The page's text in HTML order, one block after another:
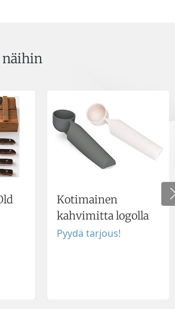
näihin
Kotimainen
kahvimitta logolla
Pyydä tarjous!